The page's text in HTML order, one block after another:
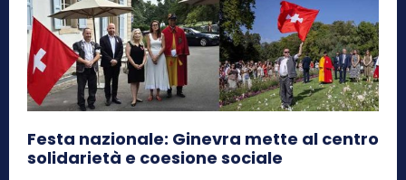
Festa nazionale: Ginevra mette al centro
solidarietà e coesione sociale